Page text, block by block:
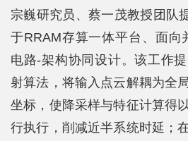
宗巍研究员、蔡一茂教授团
于RRAM存算一体平台、面向
电路-架构协同设计。该工作
射算法，将输入点云解耦为全
坐标，使降采样与特征计算得
行执行，削减近半系统时延；